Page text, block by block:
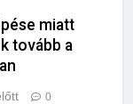
miatt
tovább a
0